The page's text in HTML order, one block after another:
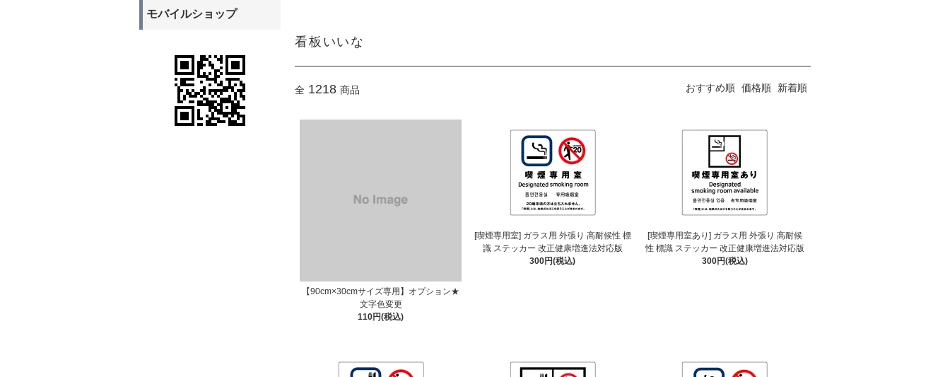
看板いいな
全 1218 商品 おすすめ順 価格順 新着順
【90cm×30cmサイズ専用】オプション★
文字色変更
110円(税込)
[喫煙専用室] ガラス用 外張り 高耐候性 標
識 ステッカー 改正健康増進法対応版
300円(税込)
[喫煙専用室あり] ガラス用 外張り 高耐候
性 標識 ステッカー 改正健康増進法対応版
300円(税込)
モバイルショップ